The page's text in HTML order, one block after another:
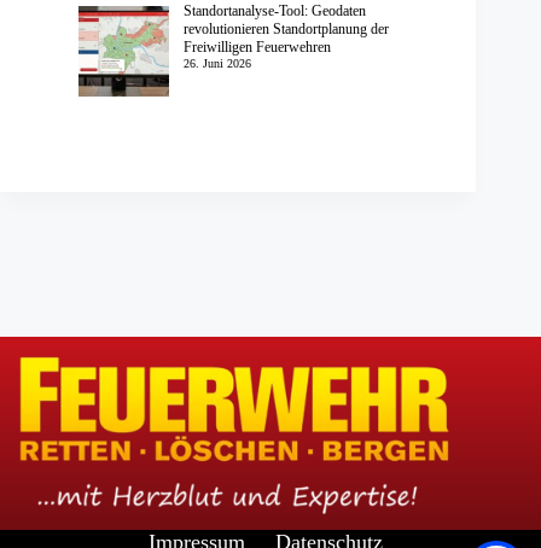
Standortanalyse-Tool: Geodaten
revolutionieren Standortplanung der
Freiwilligen Feuerwehren
26. Juni 2026
Impressum Datenschutz